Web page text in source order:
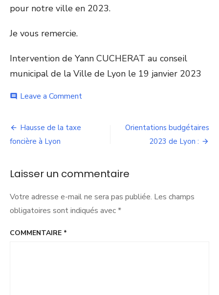
pour notre ville en 2023.
Je vous remercie.
Intervention de Yann CUCHERAT au conseil
municipal de la Ville de Lyon le 19 janvier 2023
comment Leave a Commenton
pour
ville
voeux
Navigation
de
Hausse de la taxe
foncière à Lyon
Orientations budgétaires
2023 de Lyon :
Laisser un commentaire
Votre adresse e-mail ne sera pas publiée. Les champs
obligatoires sont indiqués avec*
COMMENTAIRE *